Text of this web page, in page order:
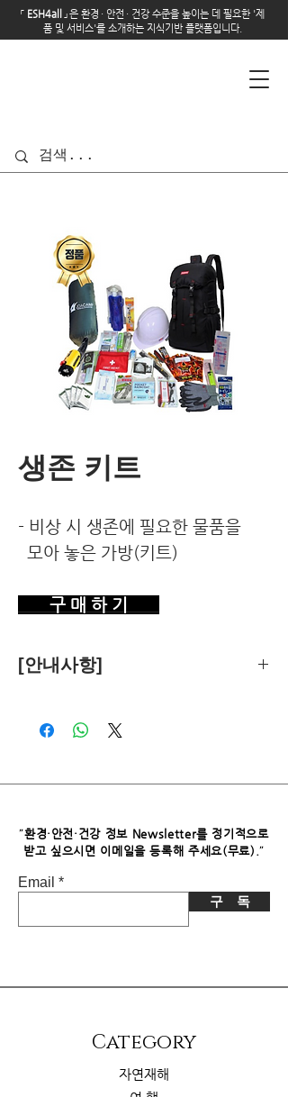
「 ESH4all 」은 환경 · 안전 · 건강 수준을 높이는 데 필요한 '제
품 및 서비스'를 소개하는 지식기반 플랫폼입니다.
생존 키트
- 비상 시 생존에 필요한 물품을
모아 놓은 가방(키트)
구 매 하 기
[안내사항]
객관적 기준에 따라 독립적으로 수행합
파트너스로부터 소정의 수수료를 받습
없습니다.
"환경·안전·건강 정보 Newsletter를 정기적으로
받고 싶으시면​ 이메일을 등록해 주세요(무료)."
Email
구 독
​Category
자연재해